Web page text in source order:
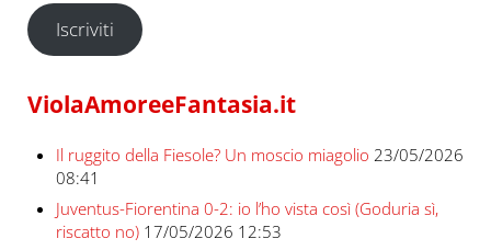
Iscriviti
ViolaAmoreeFantasia.it
Il ruggito della Fiesole? Un moscio miagolio 23/05/2026
08:41
Juventus-Fiorentina 0-2: io l’ho vista così (Goduria sì,
riscatto no) 17/05/2026 12:53